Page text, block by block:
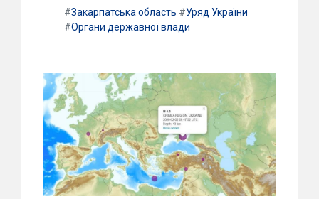
#Закарпатська область #Уряд України
#Органи державної влади